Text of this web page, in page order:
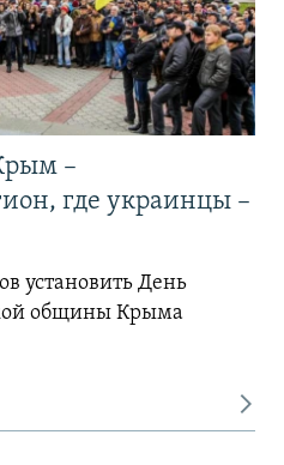
–
где украинцы –
установить День
общины Крыма